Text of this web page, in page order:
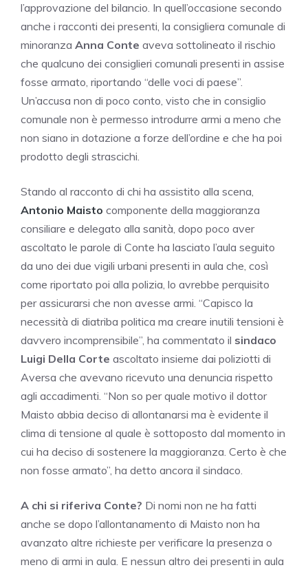
l’approvazione del bilancio. In quell’occasione secondo
anche i racconti dei presenti, la consigliera comunale di
minoranza Anna Conte aveva sottolineato il rischio
che qualcuno dei consiglieri comunali presenti in assise
fosse armato, riportando “delle voci di paese”.
Un’accusa non di poco conto, visto che in consiglio
comunale non è permesso introdurre armi a meno che
non siano in dotazione a forze dell’ordine e che ha poi
prodotto degli strascichi.
Stando al racconto di chi ha assistito alla scena,
Antonio Maisto componente della maggioranza
consiliare e delegato alla sanità, dopo poco aver
ascoltato le parole di Conte ha lasciato l’aula seguito
da uno dei due vigili urbani presenti in aula che, così
come riportato poi alla polizia, lo avrebbe perquisito
per assicurarsi che non avesse armi. “Capisco la
necessità di diatriba politica ma creare inutili tensioni è
davvero incomprensibile”, ha commentato il sindaco
Luigi Della Corte ascoltato insieme dai poliziotti di
Aversa che avevano ricevuto una denuncia rispetto
agli accadimenti. “Non so per quale motivo il dottor
Maisto abbia deciso di allontanarsi ma è evidente il
clima di tensione al quale è sottoposto dal momento in
cui ha deciso di sostenere la maggioranza. Certo è che
non fosse armato”, ha detto ancora il sindaco.
A chi si riferiva Conte? Di nomi non ne ha fatti
anche se dopo l’allontanamento di Maisto non ha
avanzato altre richieste per verificare la presenza o
meno di armi in aula. E nessun altro dei presenti in aula